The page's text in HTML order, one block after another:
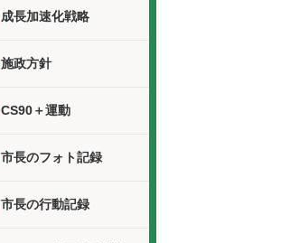
成長加速化戦略
施政方針
CS90＋運動
市長のフォト記録
市長の行動記録